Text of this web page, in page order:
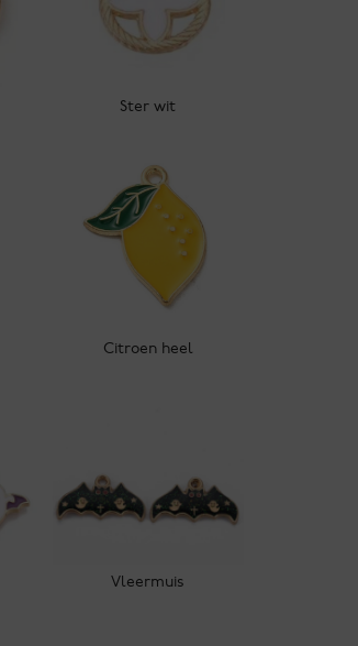
Ster wit
Citroen heel
Vleermuis